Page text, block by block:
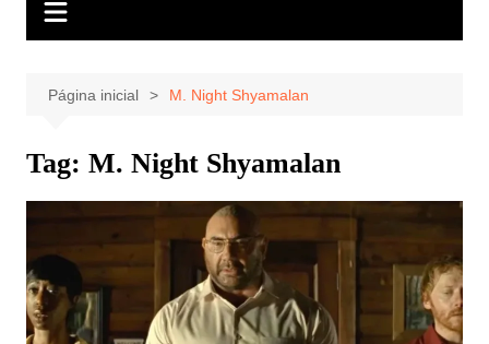
Página inicial M. Night Shyamalan
Tag: M. Night Shyamalan